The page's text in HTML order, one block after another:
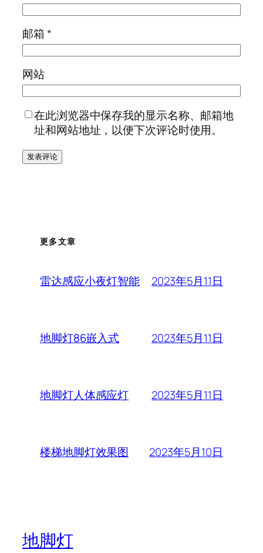
邮箱*
网站
在此浏览器中保存我的显示名称、邮箱地
址和网站地址，以便下次评论时使用。
更多文章
雷达感应小夜灯智能 2023年5月11日
地脚灯86嵌入式 2023年5月11日
地脚灯人体感应灯 2023年5月11日
楼梯地脚灯效果图 2023年5月10日
地脚灯